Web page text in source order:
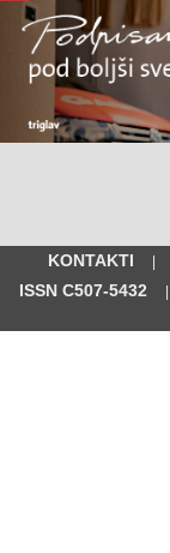
KONTAKTI |
ISSN C507-5432
|